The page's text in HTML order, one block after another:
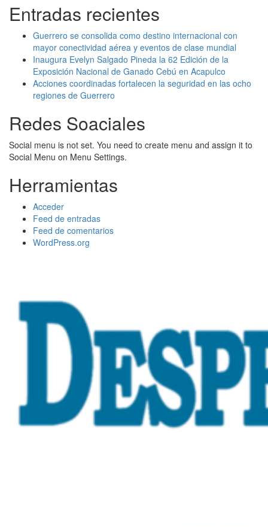
Entradas recientes
Guerrero se consolida como destino internacional con
mayor conectividad aérea y eventos de clase mundial
Inaugura Evelyn Salgado Pineda la 62 Edición de la
Exposición Nacional de Ganado Cebú en Acapulco
Acciones coordinadas fortalecen la seguridad en las ocho
regiones de Guerrero
Redes Soaciales
Social menu is not set. You need to create menu and assign it to
Social Menu on Menu Settings.
Herramientas
Acceder
Feed de entradas
Feed de comentarios
WordPress.org